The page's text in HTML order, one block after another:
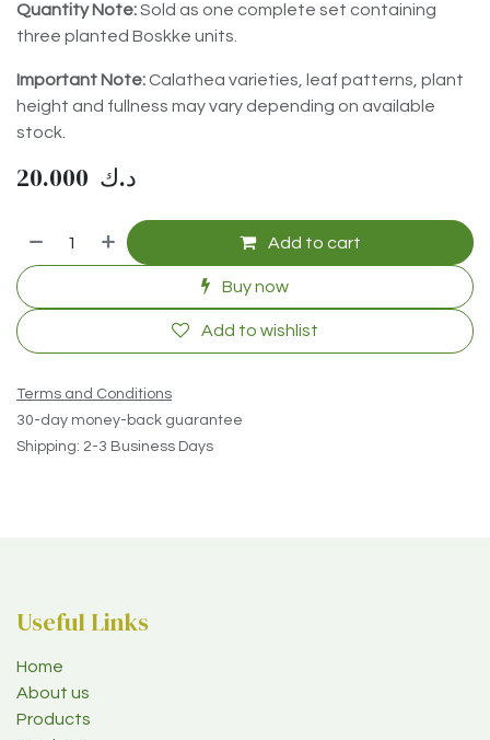
Quantity Note:Sold as one complete set containing
three planted Boskke units.
Important Note: Calathea varieties, leaf patterns, plant
height and fullness may vary depending on available
stock.
20.000 د.ك
Add to cart
Buy now
Add to wishlist
Terms and Conditions
30-day money-back guarantee
Shipping: 2-3 Business Days
Useful Links
Home
About us
Products